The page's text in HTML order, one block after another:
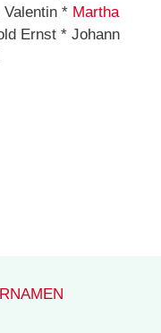
* Martha
Ernst * Johann